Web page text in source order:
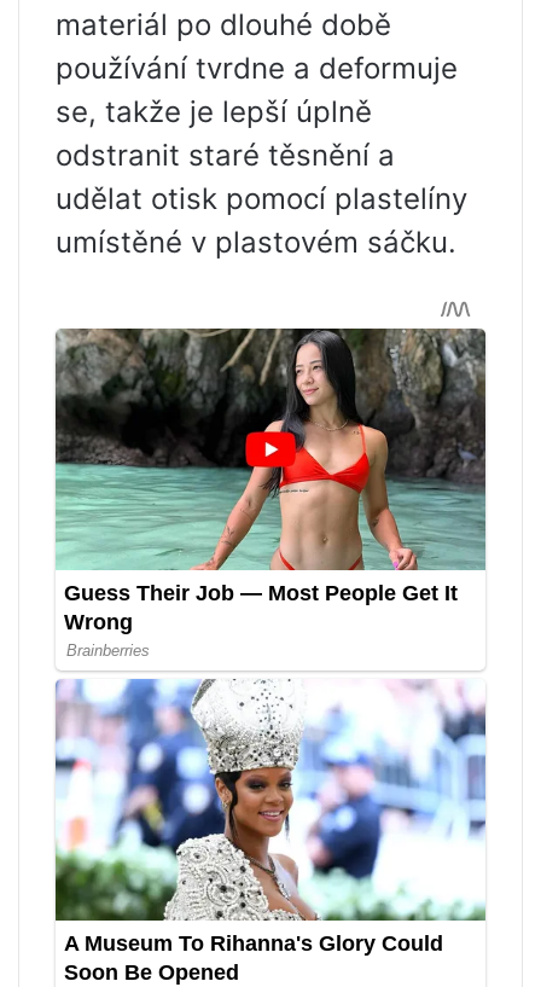
materiál po dlouhé době
používání tvrdne a deformuje
se, takže je lepší úplně
odstranit staré těsnění a
udělat otisk pomocí plastelíny
umístěné v plastovém sáčku.